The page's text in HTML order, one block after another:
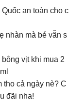
an toàn cho c
nhàn mà bé vẫn s
vịt khi mua 2
tho cả ngày nè? C
đãi nha!